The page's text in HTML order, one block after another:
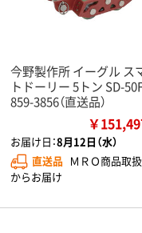
今野製作所 イーグル ス
トドーリー 5トン SD-
859-3856（直送品）
￥
お届け日：8月12日（水）
直送品 ＭＲＯ商品取
からお届け